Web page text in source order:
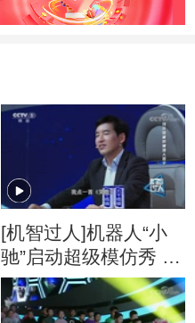
[机智过人]机器人“小
驰”启动超级模仿秀 一
开嗓竟是真假难辨